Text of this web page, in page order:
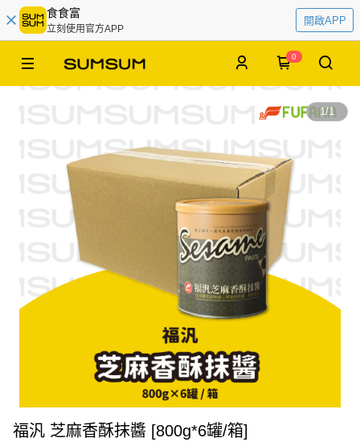
食食富
立刻使用官方APP
開啟APP
0
1/1
福汎 芝麻香酥抹醬 [800g*6罐/箱]